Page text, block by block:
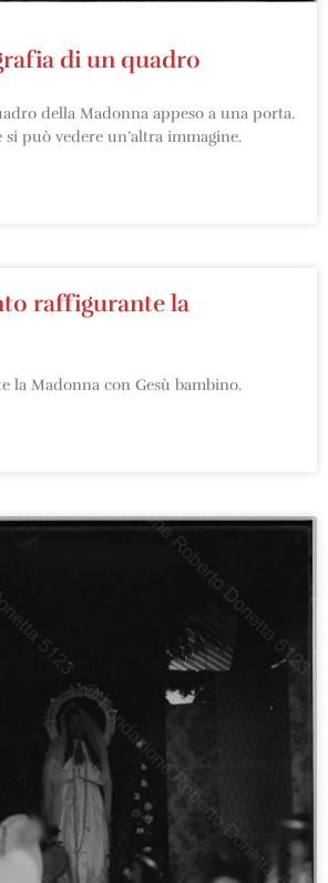
di un quadro
della Madonna appeso a una porta.
può vedere un’altra immagine.
raffigurante la
la Madonna con Gesù bambino.